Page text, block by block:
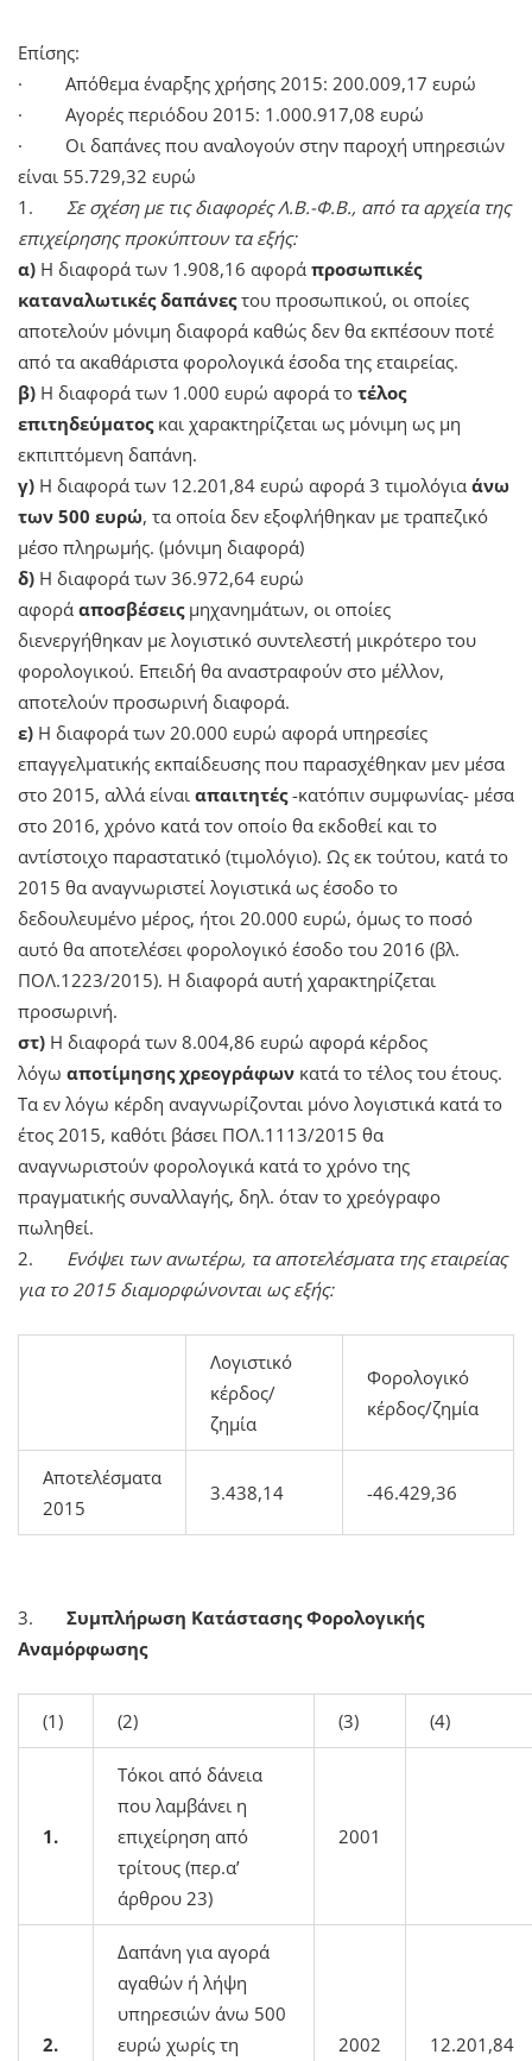
Επίσης:
· Απόθεμα έναρξης χρήσης 2015: 200.009,17 ευρώ
· Αγορές περιόδου 2015: 1.000.917,08 ευρώ
· Οι δαπάνες που αναλογούν στην παροχή υπηρεσιών
είναι 55.729,32 ευρώ
1. Σε σχέση με τις διαφορές Λ.Β.-Φ.Β., από τα αρχεία της
επιχείρησης προκύπτουν τα εξής:
α) Η διαφορά των 1.908,16 αφορά προσωπικές
καταναλωτικές δαπάνεςτου προσωπικού, οι οποίες
αποτελούν μόνιμη διαφορά καθώς δεν θα εκπέσουν ποτέ
από τα ακαθάριστα φορολογικά έσοδα της εταιρείας.
β) Η διαφορά των 1.000 ευρώ αφορά το τέλος
επιτηδεύματος και χαρακτηρίζεται ως μόνιμη ως μη
εκπιπτόμενη δαπάνη.
γ) Η διαφορά των 12.201,84 ευρώ αφορά 3 τιμολόγια άνω
των 500 ευρώ, τα οποία δεν εξοφλήθηκαν με τραπεζικό
μέσο πληρωμής. (μόνιμη διαφορά)
δ) Η διαφορά των 36.972,64 ευρώ
αφορά αποσβέσειςμηχανημάτων, οι οποίες
διενεργήθηκαν με λογιστικό συντελεστή μικρότερο του
φορολογικού. Επειδή θα αναστραφούν στο μέλλον,
αποτελούν προσωρινή διαφορά.
ε) Η διαφορά των 20.000 ευρώ αφορά υπηρεσίες
επαγγελματικής εκπαίδευσης που παρασχέθηκαν μεν μέσα
στο 2015, αλλά είναι απαιτητές-κατόπιν συμφωνίας- μέσα
στο 2016, χρόνο κατά τον οποίο θα εκδοθεί και το
αντίστοιχο παραστατικό (τιμολόγιο). Ως εκ τούτου, κατά το
2015 θα αναγνωριστεί λογιστικά ως έσοδο το
δεδουλευμένο μέρος, ήτοι 20.000 ευρώ, όμως το ποσό
αυτό θα αποτελέσει φορολογικό έσοδο του 2016 (βλ.
ΠΟΛ.1223/2015). Η διαφορά αυτή χαρακτηρίζεται
προσωρινή.
στ) Η διαφορά των 8.004,86 ευρώ αφορά κέρδος
λόγω αποτίμησης χρεογράφων κατά το τέλος του έτους.
Τα εν λόγω κέρδη αναγνωρίζονται μόνο λογιστικά κατά το
έτος 2015, καθότι βάσει ΠΟΛ.1113/2015 θα
αναγνωριστούν φορολογικά κατά το χρόνο της
πραγματικής συναλλαγής, δηλ. όταν το χρεόγραφο
πωληθεί.
2. Ενόψει των ανωτέρω, τα αποτελέσματα της εταιρείας
για το 2015 διαμορφώνονται ως εξής:
Λογιστικό
κέρδος/
ζημία
Φορολογικό
κέρδος/ζημία
Αποτελέσματα
2015
3.438,14 -46.429,36
3. Συμπλήρωση Κατάστασης Φορολογικής
Αναμόρφωσης
(1) (2) (3) (4)
1.
Τόκοι από δάνεια
που λαμβάνει η
επιχείρηση από
τρίτους (περ.α’
άρθρου 23)
2001
2.
Δαπάνη για αγορά
αγαθών ή λήψη
υπηρεσιών άνω 500
ευρώ χωρίς τη
2002 12.201,84